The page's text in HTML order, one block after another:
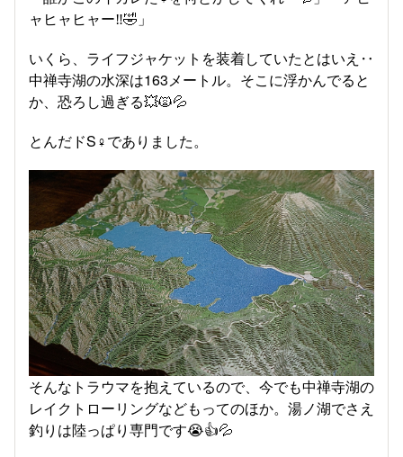
ャヒャヒャー‼️🤣」
いくら、ライフジャケットを装着していたとはいえ‥
中禅寺湖の水深は163メートル。そこに浮かんでると
か、恐ろし過ぎる💥🙀💦
とんだドS♀でありました。
そんなトラウマを抱えているので、今でも中禅寺湖の
レイクトローリングなどもってのほか。湯ノ湖でさえ
釣りは陸っぱり専門です😭👍️💦